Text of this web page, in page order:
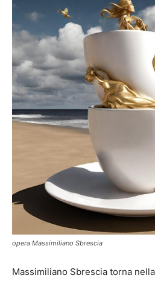
opera Massimiliano Sbrescia
Massimiliano Sbrescia torna